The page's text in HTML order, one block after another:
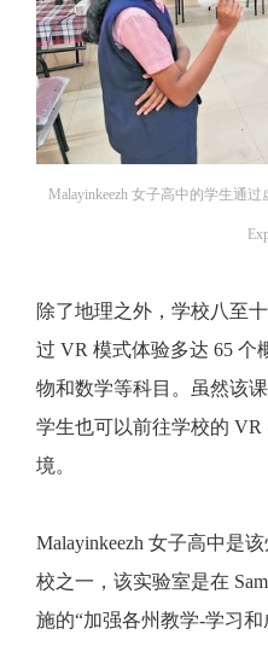
Malayinkeezh 女子高中的学生通
除了地理之外，学校八至
过 VR 模式体验多达 65 个
物和数学等科目。虽然该
学生也可以前往学校的
境。
Malayinkeezh 女子高中是
校之一，该实验室是在
施的“加强各州教学-学习